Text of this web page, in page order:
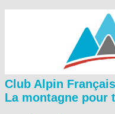
Club Alpin
La montagne pour